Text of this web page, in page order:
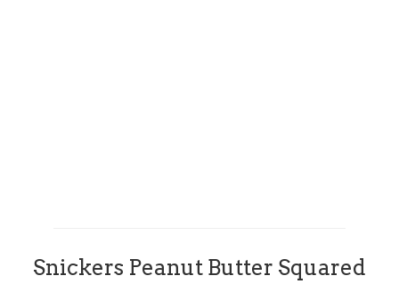
Snickers Peanut Butter Squared